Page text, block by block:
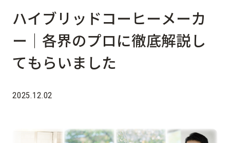
ハイ ブ リ ッ ド コ ー ヒ ーメーカ
ー
各界のプロ に徹底解説 し
て も ら い ま した
2025.12.02